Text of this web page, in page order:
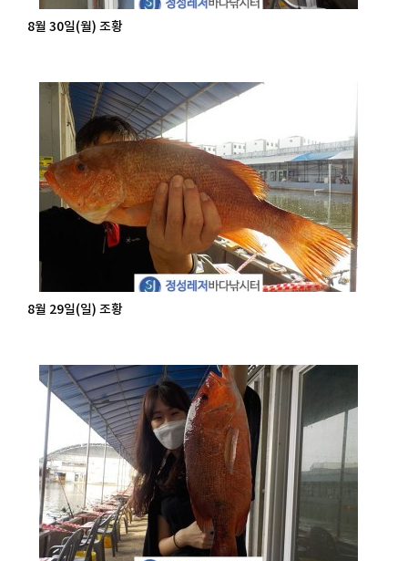
8월 30일(월) 조황
8월 29일(일) 조황